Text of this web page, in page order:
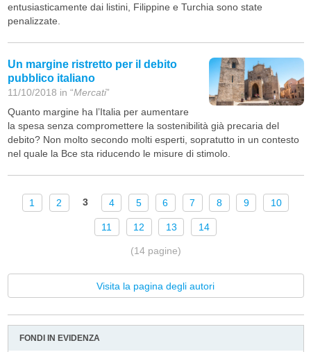
entusiasticamente dai listini, Filippine e Turchia sono state
penalizzate.
Un margine ristretto per il debito
pubblico italiano
11/10/2018 in “Mercati”
Quanto margine ha l’Italia per aumentare
la spesa senza compromettere la sostenibilità già precaria del
debito? Non molto secondo molti esperti, sopratutto in un contesto
nel quale la Bce sta riducendo le misure di stimolo.
1 2 3 4 5 6 7 8 9 10
11 12 13 14
(14 pagine)
Visita la pagina degli autori
FONDI IN EVIDENZA